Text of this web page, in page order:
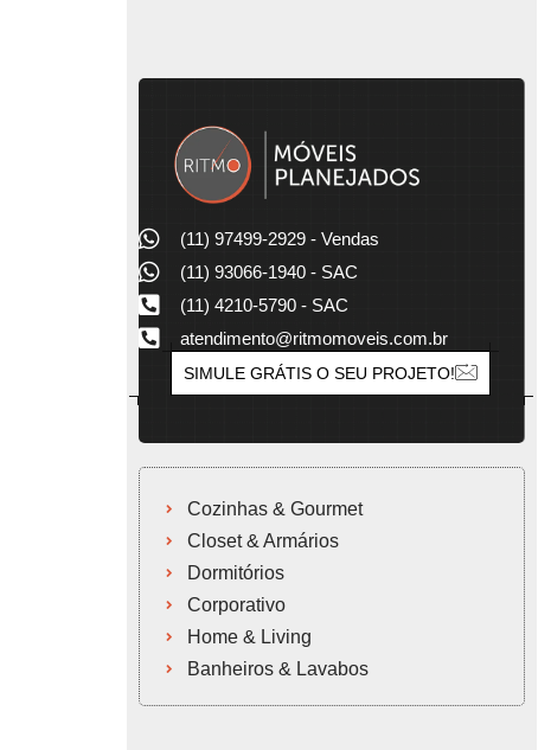
(11) 97499-2929 - Vendas
(11) 93066-1940 - SAC
(11) 4210-5790 - SAC
atendimento@ritmomoveis.com.br
SIMULE GRÁTIS O SEU PROJETO!
Cozinhas & Gourmet
Closet & Armários
Dormitórios
Corporativo
Home & Living
Banheiros & Lavabos